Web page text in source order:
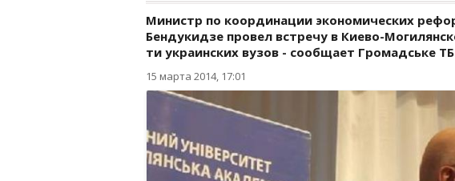
Министр по координации экономических
Бендукидзе провел встречу в Киево-
ти украинских вузов - сообщает Громадське
15 марта 2014, 17:01